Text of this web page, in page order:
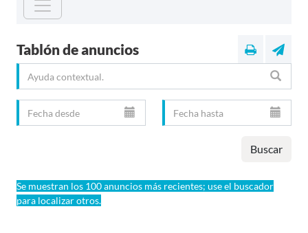
Tablón de anuncios
Buscar
Se muestran los 100 anuncios más recientes; use el buscador
para localizar otros.